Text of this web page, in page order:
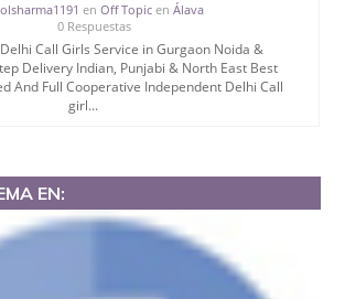
enOff Topic enÁlava
0 Respuestas
Call Girls Service in Gurgaon Noida &
Delivery Indian, Punjabi & North East Best
And Full Cooperative Independent Delhi Call
girl...
EN: